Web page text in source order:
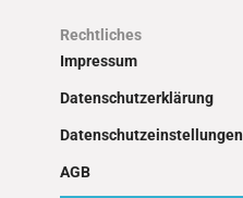
Rechtliches
Impressum
Datenschutzerklärung
Datenschutzeinstellungen
AGB